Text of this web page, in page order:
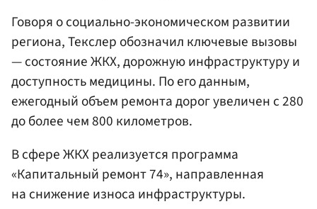
Говоря о социально-экономическом развитии
региона, Текслер обозначил ключевые вызовы
— состояние ЖКХ, дорожную инфраструктуру и
доступность медицины. По его данным,
ежегодный объем ремонта дорог увеличен с 280
до более чем 800 километров.
В сфере ЖКХ реализуется программа
«Капитальный ремонт 74», направленная
на снижение износа инфраструктуры.